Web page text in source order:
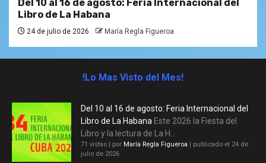
Del 10 al 16 de agosto: Feria Internacional del
Libro de La Habana
24 de julio de 2026 María Regla Figueroa
!Lo Mas Visto del Mes!
Del 10 al 16 de agosto: Feria Internacional del
Libro de La Habana Este 2026 la Fiesta del
Libro y la lectura de La H...
71 vistas | por María Regla Figueroa | publicado el 24 de
julio de 2026